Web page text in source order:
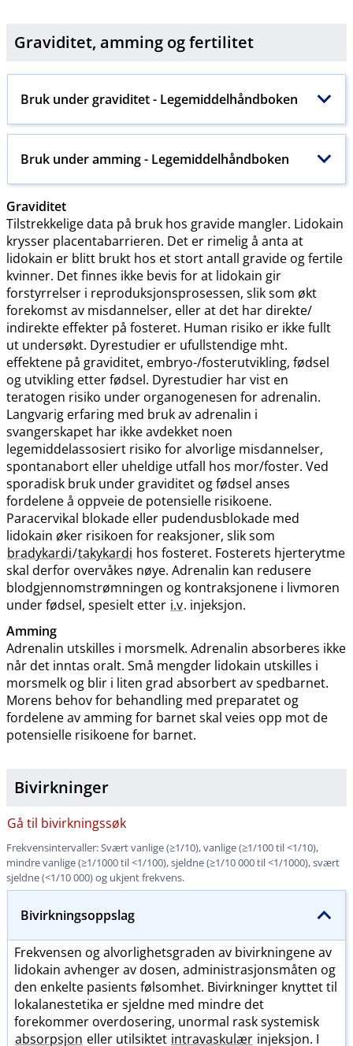
Graviditet, amming ogfertilitet
Bruk under graviditet - Legemiddelhåndboken
Bruk under amming - Legemiddelhåndboken
Graviditet
Tilstrekkelige data på bruk hos gravide mangler. Lidokain
krysser placentabarrieren. Det er rimelig å anta at
lidokain er blitt brukt hos et stort antall gravide og fertile
kvinner. Det finnes ikke bevis for at lidokain gir
forstyrrelser i reproduksjonsprosessen, slik som økt
forekomst av misdannelser, eller at det har direkte​/​
indirekte effekter på fosteret. Human risiko er ikke fullt
ut undersøkt. Dyrestudier er ufullstendige mht.
effektene på graviditet, embryo-​/​fosterutvikling, fødsel
og utvikling etter fødsel. Dyrestudier har vist en
teratogen risiko under organogenesen for adrenalin.
Langvarig erfaring med bruk av adrenalin i
svangerskapet har ikke avdekket noen
legemiddelassosiert risiko for alvorlige misdannelser,
spontanabort eller uheldige utfall hos mor​/​foster. Ved
sporadisk bruk under graviditet og fødsel anses
fordelene å oppveie de potensielle risikoene.
Paracervikal blokade eller pudendusblokade med
lidokain øker risikoen for reaksjoner, slik som
bradykardi/takykardi hos fosteret. Fosterets hjerterytme
skal derfor overvåkes nøye. Adrenalin kan redusere
blodgjennomstrømningen og kontraksjonene i livmoren
under fødsel, spesielt etter i.v. injeksjon.
Amming
Adrenalin utskilles i morsmelk. Adrenalin absorberes ikke
når det inntas oralt. Små mengder lidokain utskilles i
morsmelk og blir i liten grad absorbert av spedbarnet.
Morens behov for behandling med preparatet og
fordelene av amming for barnet skal veies opp mot de
potensielle risikoene for barnet.
Bivirkninger
Gå til bivirkningssøk
Frekvensintervaller: Svært vanlige (≥1​/​10), vanlige (≥1/100 til <1​/​10),
mindre vanlige (≥1/1000 til <1​/​100), sjeldne (≥1/10 000 til <1​/​1000), svært
sjeldne (<1/10 000) og ukjent frekvens.
Bivirkningsoppslag
Frekvensen og alvorlighetsgraden av bivirkningene av
lidokain avhenger av dosen, administrasjonsmåten og
den enkelte pasients følsomhet. Bivirkninger knyttet til
lokalanestetika er sjeldne med mindre det
forekommer overdosering, unormal rask systemisk
absorpsjon eller utilsiktet intravaskulær injeksjon. I